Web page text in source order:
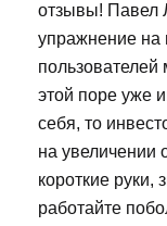
отзывы! Павел
упражнение на
пользователей
этой поре уже
себя, то
на увеличении
короткие руки,
работайте